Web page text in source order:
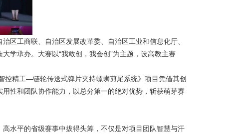
区工商联、自治区发展改革委、自治区工业和信息化厅、
学承办。大赛以“我敢创，我会创”为主题，设高教主赛
控精工—链轮传送式弹片夹持螺蛳剪尾系统》项目凭借其创
性和团队协作能力，以总分第一的绝对优势，斩获萌芽赛
水平的省级赛事中拔得头筹，不仅是对项目团队智慧与汗